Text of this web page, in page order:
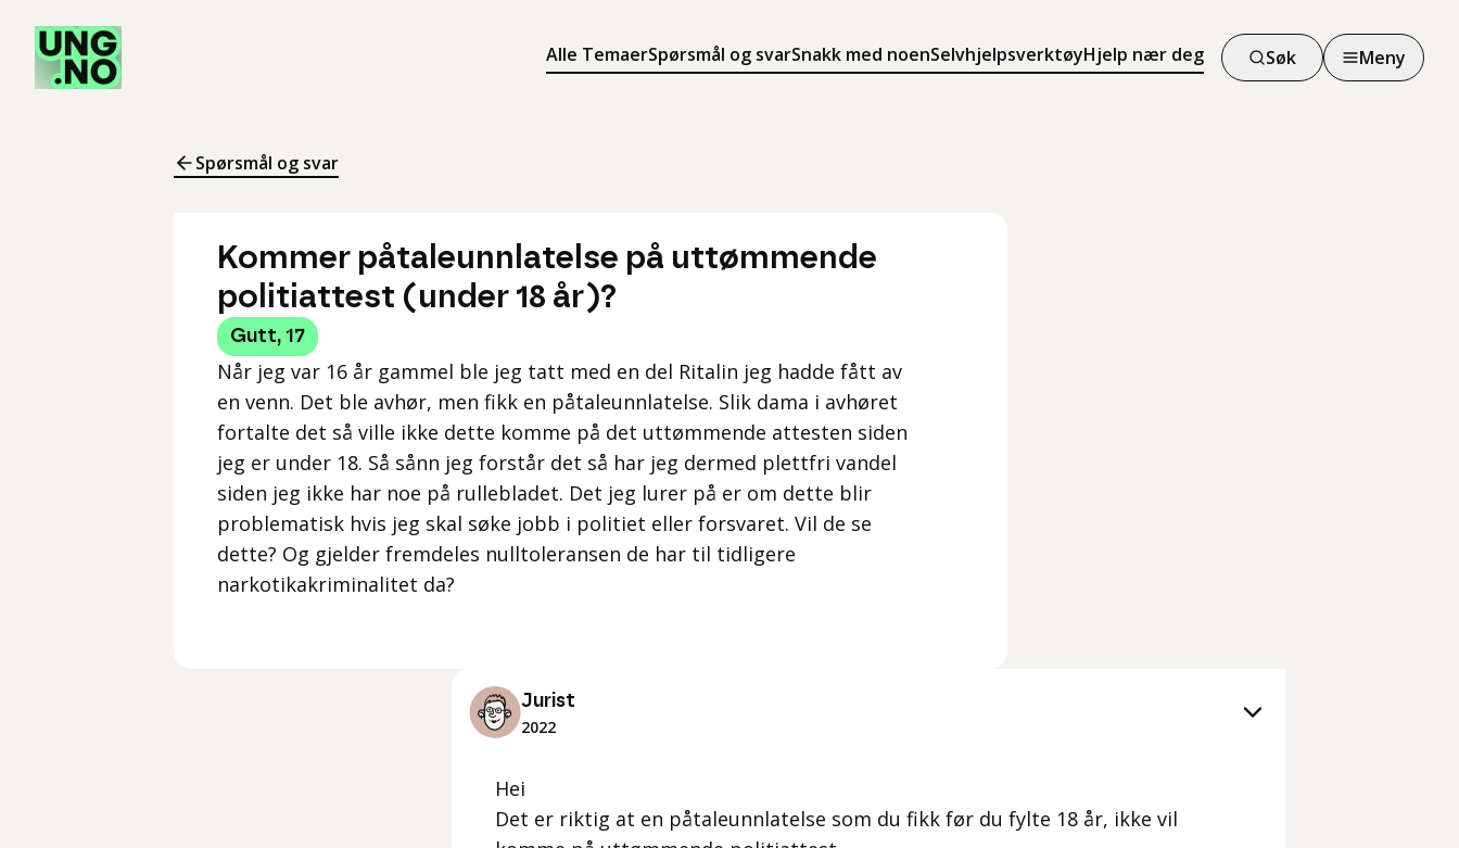
Alle TemaerSpørsmål og svarSnakk med noenSelvhjelpsverktøyHjelp nær deg
Søk
Søk
Meny
Meny
Spørsmål og svar
Kommer påtaleunnlatelse på uttømmende
politiattest (under 18 år)?
Gutt, 17
Når jeg var 16 år gammel ble jeg tatt med en del Ritalin jeg hadde fått av
en venn. Det ble avhør, men fikk en påtaleunnlatelse. Slik dama i avhøret
fortalte det så ville ikke dette komme på det uttømmende attesten siden
jeg er under 18. Så sånn jeg forstår det så har jeg dermed plettfri vandel
siden jeg ikke har noe på rullebladet. Det jeg lurer på er om dette blir
problematisk hvis jeg skal søke jobb i politiet eller forsvaret. Vil de se
dette? Og gjelder fremdeles nulltoleransen de har til tidligere
narkotikakriminalitet da?
Jurist
2022
Hei
Det er riktig at en påtaleunnlatelse som du fikk før du fylte 18 år, ikke vil